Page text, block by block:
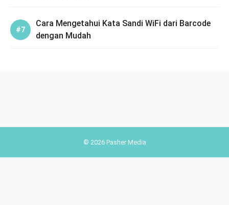
Cara Mengetahui Kata Sandi WiFi dari Barcode
dengan Mudah
© 2026 Pasher Media